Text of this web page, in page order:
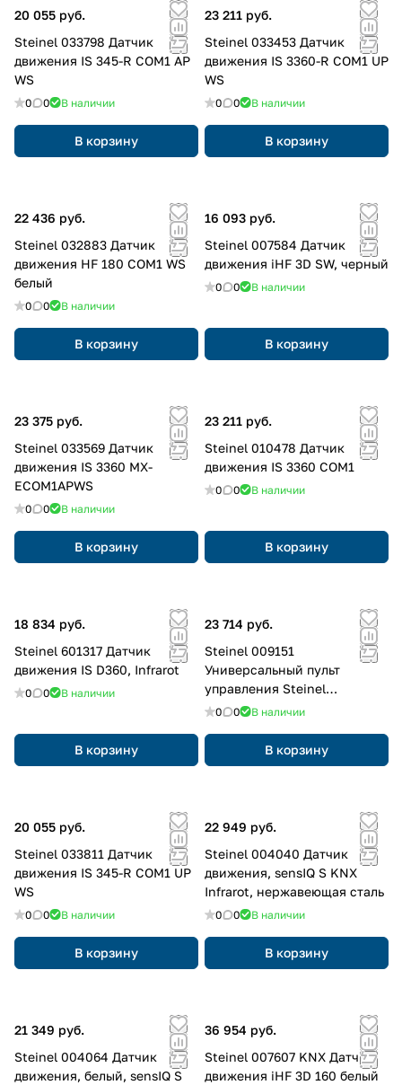
20 055 руб.
Steinel 033798 Датчик
движения IS 345-R COM1 AP
WS
0 0 В наличии
В корзину
23 211 руб.
Steinel 033453 Датчик
движения IS 3360-R COM1 UP
WS
0 0 В наличии
В корзину
22 436 руб.
Steinel 032883 Датчик
движения HF 180 COM1 WS
белый
0 0 В наличии
В корзину
16 093 руб.
Steinel 007584 Датчик
движения iHF 3D SW, черный
0 0 В наличии
В корзину
23 375 руб.
Steinel 033569 Датчик
движения IS 3360 MX-
ECOM1APWS
0 0 В наличии
В корзину
23 211 руб.
Steinel 010478 Датчик
движения IS 3360 COM1
0 0 В наличии
В корзину
18 834 руб.
Steinel 601317 Датчик
движения IS D360, Infrarot
0 0 В наличии
В корзину
23 714 руб.
Steinel 009151
Универсальный пульт
управления Steinel
SmartRemote
0 0 В наличии
В корзину
20 055 руб.
Steinel 033811 Датчик
движения IS 345-R COM1 UP
WS
0 0 В наличии
В корзину
22 949 руб.
Steinel 004040 Датчик
движения, sensIQ S KNX
Infrarot, нержавеющая сталь
0 0 В наличии
В корзину
21 349 руб.
Steinel 004064 Датчик
движения, белый, sensIQ S
36 954 руб.
Steinel 007607 KNX Датчик
движения iHF 3D 160 белый